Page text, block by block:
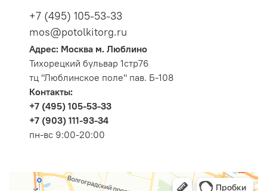
+7 (495) 105-53-33
mos@potolkitorg.ru
Адрес: Москва м. Люблино
Тихорецкий бульвар 1стр76
тц "Люблинское поле" пав. Б-108
Контакты:
+7 (495) 105-53-33
+7 (903) 111-93-34
пн-вс 9:00-20:00